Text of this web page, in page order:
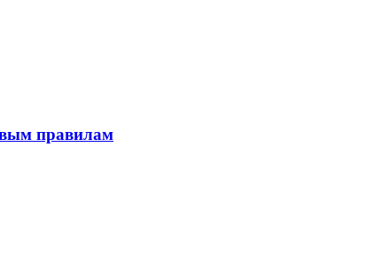
правилам